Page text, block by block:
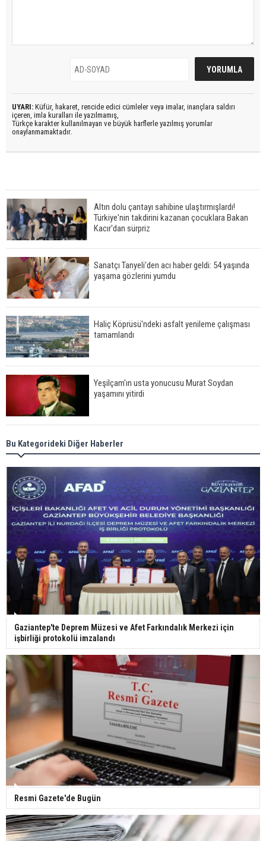
UYARI: Küfür, hakaret, rencide edici cümleler veya imalar, inançlara saldırı
içeren, imla kuralları ile yazılmamış,
Türkçe karakter kullanılmayan ve büyük harflerle yazılmış yorumlar
onaylanmamaktadır.
Altın dolu çantayı sahibine ulaştırmışlardı!
Türkiye'nin takdirini kazanan çocuklara Bakan
Kacır'dan sürpriz
Sanatçı Tanyeli'den acı haber geldi: 54 yaşında
yaşama gözlerini yumdu
Haliç Köprüsü'ndeki asfalt yenileme çalışması
tamamlandı
Yeşilçam'ın usta yonucusu Murat Soydan
yaşamını yitirdi
Meral Akşener ile Müsavat Dervişoğlu cenazede
görüntülendi
29 Mayıs okullar tatil mi?
Bilim kurgu gerçekleşiyor... Dondurulmuş
insanları hayata döndürecek keşif
Ünlü türkücü Mahmut Tuncer estetik operasyon
geçirdi: Son hali gündem oldu
Yerli turist 229,7 milyar lira seyahat harcaması
yaptı
Gazze'deki Sağlık Bakanlığı duyurdu: Vahşetin
pençesinde 2 salgın vaka tespit edildi
Bu Kategorideki Diğer Haberler
Gaziantep'te Deprem Müzesi ve Afet Farkındalık Merkezi için
işbirliği protokolü imzalandı
Resmi Gazete'de Bugün